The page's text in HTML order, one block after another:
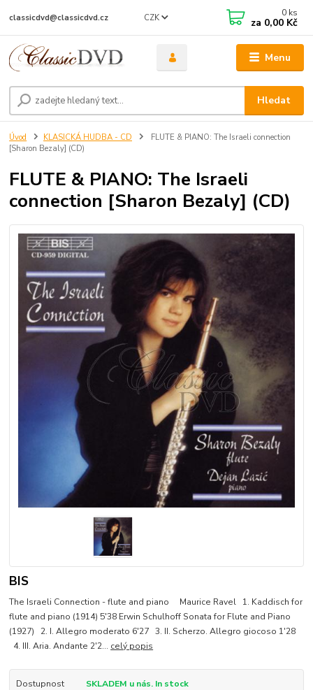
Menu
CZK
Hledat
classicdvd@classicdvd.cz 0 ks
za 0,00 Kč
Úvod KLASICKÁ HUDBA - CD
FLUTE & PIANO: The Israeli connection
[Sharon Bezaly] (CD)
FLUTE & PIANO: The Israeli
connection [Sharon Bezaly] (CD)
BIS
The Israeli Connection - flute and piano Maurice Ravel 1. Kaddisch for
flute and piano (1914) 5'38 Erwin Schulhoff Sonata for Flute and Piano
(1927) 2. I. Allegro moderato 6'27 3. II. Scherzo. Allegro giocoso 1'28
4. III. Aria. Andante 2'2... celý popis
Dostupnost SKLADEM u nás. In stock